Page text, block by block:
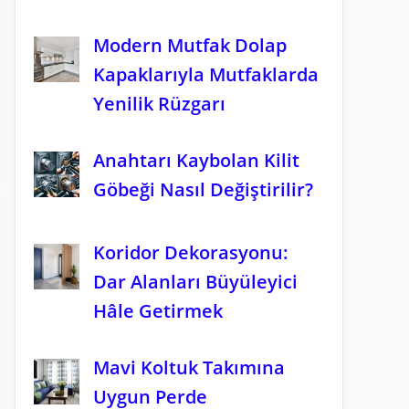
Modern Mutfak Dolap
Kapaklarıyla Mutfaklarda
Yenilik Rüzgarı
Anahtarı Kaybolan Kilit
Göbeği Nasıl Değiştirilir?
Koridor Dekorasyonu:
Dar Alanları Büyüleyici
Hâle Getirmek
Mavi Koltuk Takımına
Uygun Perde